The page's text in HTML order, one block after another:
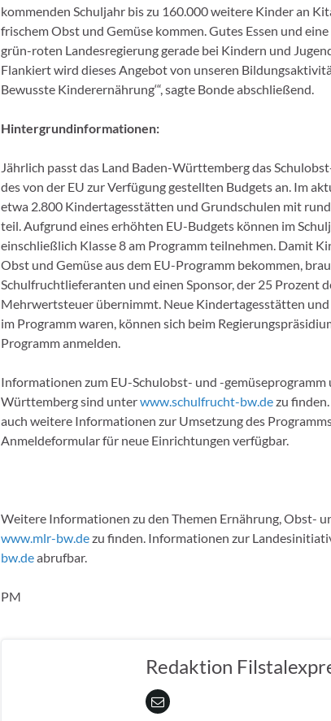
kommenden Schuljahr bis zu 160.000 weitere Kinder an
frischem Obst und Gemüse kommen. Gutes Essen und
grün-roten Landesregierung gerade bei Kindern und
Flankiert wird dieses Angebot von unseren
Bewusste Kinderernährung‘“, sagte Bonde abschließend.
Hintergrundinformationen:
Jährlich passt das Land Baden-Württemberg das
des von der EU zur Verfügung gestellten Budgets an. Im
etwa 2.800 Kindertagesstätten und Grundschulen mit
teil. Aufgrund eines erhöhten EU-Budgets können im
einschließlich Klasse 8 am Programm teilnehmen. Damit
Obst und Gemüse aus dem EU-Programm bekommen,
Schulfruchtlieferanten und einen Sponsor, der 25 Prozent
Mehrwertsteuer übernimmt. Neue Kindertagesstätten
im Programm waren, können sich beim
Programm anmelden.
Informationen zum EU-Schulobst- und -gemüseprogramm
Württemberg sind unterwww.schulfrucht-bw.dezu
auch weitere Informationen zur Umsetzung des
Anmeldeformular für neue Einrichtungen verfügbar.
Weitere Informationen zu den Themen Ernährung, Obst-
www.mlr-bw.dezu finden. Informationen zur
bw.deabrufbar.
PM
Redaktion